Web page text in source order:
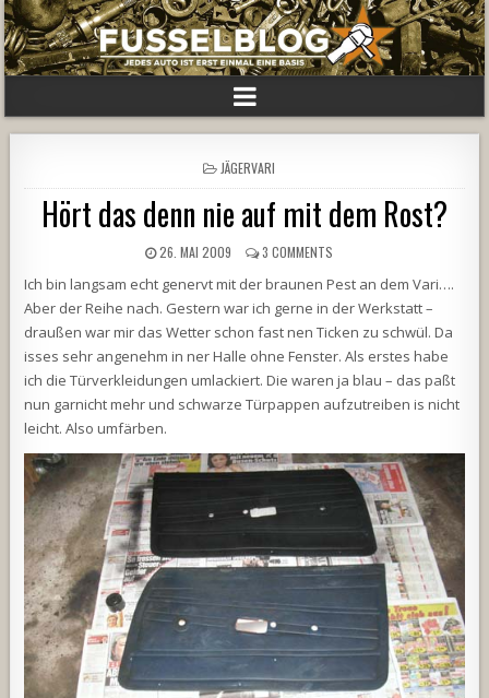
POSTED
IN
JÄGERVARI
Hört das denn nie auf mit dem Rost?
26. MAI 2009 3 COMMENTS
Ich bin langsam echt genervt mit der braunen Pest an dem Vari….
Aber der Reihe nach. Gestern war ich gerne in der Werkstatt –
draußen war mir das Wetter schon fast nen Ticken zu schwül. Da
isses sehr angenehm in ner Halle ohne Fenster. Als erstes habe
ich die Türverkleidungen umlackiert. Die waren ja blau – das paßt
nun garnicht mehr und schwarze Türpappen aufzutreiben is nicht
leicht. Also umfärben.